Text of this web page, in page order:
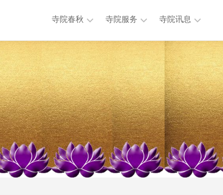
寺院春秋
主
持
历
史
沿
革
大
事
年
表
寺院服务
活
动
公
益
慈
济
法
物
流
通
寺院讯息
本
寺
讯
息
专
题
讯
息
其
他
讯
息